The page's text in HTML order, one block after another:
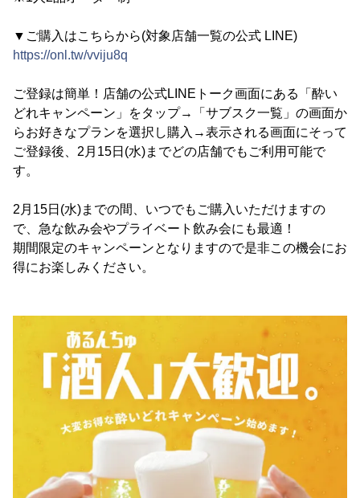
▼ご購入はこちらから(対象店舗一覧の公式 LINE)
https://onl.tw/vviju8q
ご登録は簡単！店舗の公式LINEトーク画面にある「酔い
どれキャンペーン」をタップ→「サブスク一覧」の画面か
らお好きなプランを選択し購入→表示される画面にそって
ご登録後、2月15日(水)までどの店舗でもご利用可能で
す。
2月15日(水)までの間、いつでもご購入いただけますの
で、急な飲み会やプライベート飲み会にも最適！
期間限定のキャンペーンとなりますので是非この機会にお
得にお楽しみください。